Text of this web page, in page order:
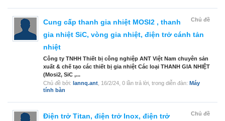
Chủ đề
Cung cấp thanh gia nhiệt MOSI2 , thanh
gia nhiệt SiC, vòng gia nhiệt, điện trở cánh tản
nhiệt
Công ty TNHH Thiết bị công nghiệp ANT Việt Nam chuyên sản
xuất & chế tạo các thiết bị gia nhiệt Các loại THANH GIA NHIỆT
(Mosi2, SiC ,...
Chủ đề bởi: lannq.ant 16/2/24 , 0 lần trả lời, trong diễn đàn: Máy
tính bàn
Chủ đề
Điện trở Titan, điện trở Inox, điện trở